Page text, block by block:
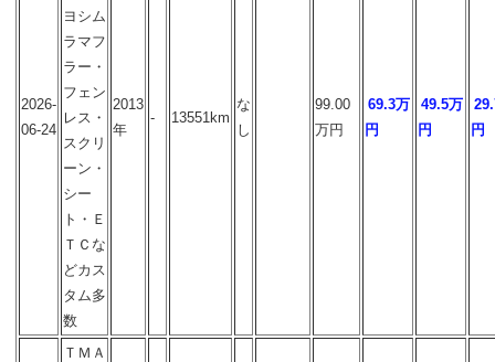
2026-
06-24
ヨシム
ラマフ
ラー・
フェン
レス・
スクリ
ーン・
シー
ト・Ｅ
ＴＣな
どカス
タム多
数
2013
年
- 13551km
な
し
99.00
万円
69.3万
円
49.5万
円
円
ＴＭＡ